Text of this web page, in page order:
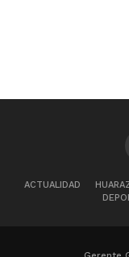
ACTUALIDAD